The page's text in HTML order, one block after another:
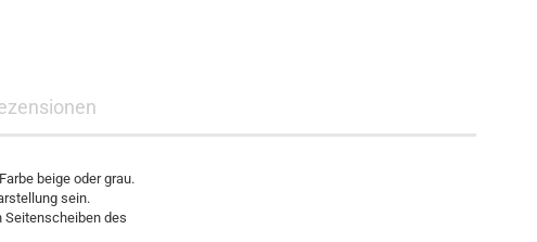
innen Stoff-Farbe beige oder grau.
sein.
Seitenscheiben des